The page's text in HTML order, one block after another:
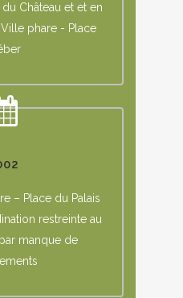
Château et et en
phare - Place
– Place du Palais
restreinte au
manque de